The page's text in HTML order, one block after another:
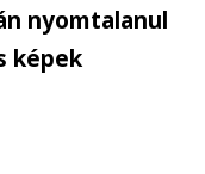
nyomtalanul
képek